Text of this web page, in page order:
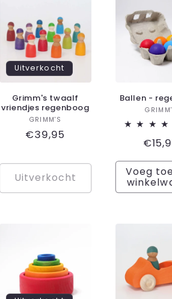
Uitverkocht
Grimm's twaalf
vriendjes regenboog
Verkoper:
GRIMM'S
Normale
€39,95
Uitverkocht
Ballen -
prijs
Voeg